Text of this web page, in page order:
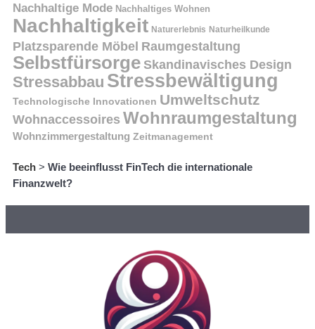
Nachhaltige Mode Nachhaltiges Wohnen
Nachhaltigkeit Naturerlebnis Naturheilkunde
Platzsparende Möbel Raumgestaltung
Selbstfürsorge Skandinavisches Design
Stressabbau Stressbewältigung
Technologische Innovationen Umweltschutz
Wohnaccessoires Wohnraumgestaltung
Wohnzimmergestaltung Zeitmanagement
Tech > Wie beeinflusst FinTech die internationale
Finanzwelt?